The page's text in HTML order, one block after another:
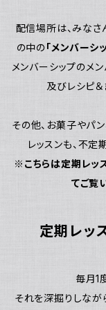
配信場所は、みなさ
の中の「メンバーシ
メンバーシップのメ
及びレシピ
その他、お菓子やパ
レッスンも、不定
※こちらは定期レッ
てご覧
定期レッ
毎月1
それを深掘りしなが